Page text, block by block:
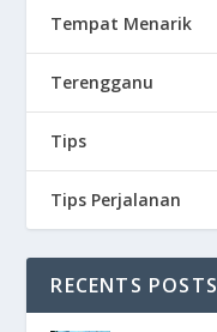
Tempat Menarik
Terengganu
Tips
Tips Perjalanan
RECENTS POSTS